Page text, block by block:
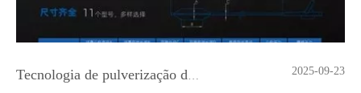
Tecnologia de pulverização de balão ultrassônica
2025-09-23